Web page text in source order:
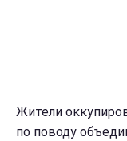
Жители
по поводу